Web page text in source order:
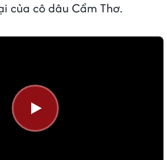
của cô dâu Cẩm Thơ.